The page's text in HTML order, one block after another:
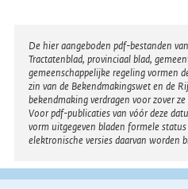
Disclaimer
De hier aangeboden pdf-bestanden
Tractatenblad, provinciaal blad,
gemeenschappelijke regeling vormen
zin van de Bekendmakingswet en de
bekendmaking verdragen voor zover
Voor pdf-publicaties van vóór deze
vorm uitgegeven bladen formele
elektronische versies daarvan worden